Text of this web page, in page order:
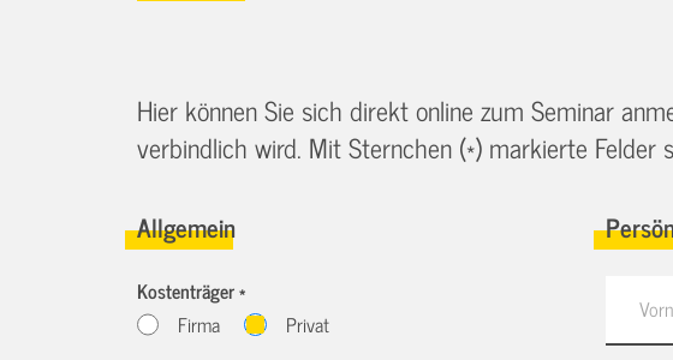
Hier können Sie sich direkt online zum Seminar
verbindlich wird. Mit Sternchen (*) markierte Felder
Allgemein
Kostenträger *
Firma
Privat